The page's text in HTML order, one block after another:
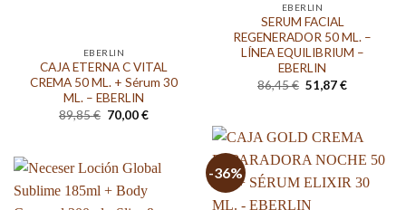
EBERLIN
SERUM FACIAL
REGENERADOR 50 ML. –
LÍNEA EQUILIBRIUM –
EBERLIN
86,45€ El
precio
86,45 €.
51,87€El
51,87 €.
EBERLIN
CAJA ETERNA C VITAL
CREMA 50 ML. + Sérum 30
ML. – EBERLIN
89,85€ El
precio
89,85 €.
70,00€El
70,00 €.
-36%